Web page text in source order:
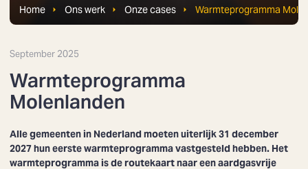
Home Ons werk Onze cases Warmteprogramma
September 2025
Warmteprogramma
Molenlanden
Alle gemeenten in Nederland moeten uiterlijk 31 december
2027 hun eerste warmteprogramma vastgesteld hebben. Het
warmteprogramma is de routekaart naar een aardgasvrije